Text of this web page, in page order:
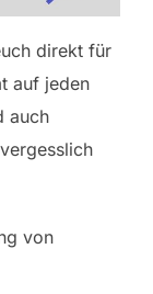
direkt für
auf jeden
auch
von